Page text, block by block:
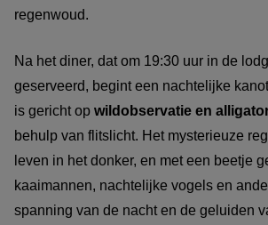
regenwoud.
Na het diner, dat om 19:30 uur in de
geserveerd, begint een nachtelijke
is gericht op wildobservatie en
behulp van flitslicht. Het mysterieuze
leven in het donker, en met een beetje
kaaimannen, nachtelijke vogels en
spanning van de nacht en de geluiden